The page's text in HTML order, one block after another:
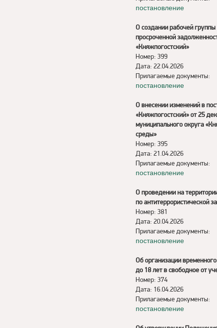
постановление
О создании рабочей
просроченной
«Княжпогостский»
Номер: 399
Дата: 22.04.2026
Прилагаемые документы:
постановление
О внесении изменений в
«Княжпогостский» от 25
муниципального округа
среды»
Номер: 395
Дата: 21.04.2026
Прилагаемые документы:
постановление
О проведении на
по антитеррористической
Номер: 381
Дата: 20.04.2026
Прилагаемые документы:
постановление
Об организации
до 18 лет в свободное от
Номер: 374
Дата: 16.04.2026
Прилагаемые документы:
постановление